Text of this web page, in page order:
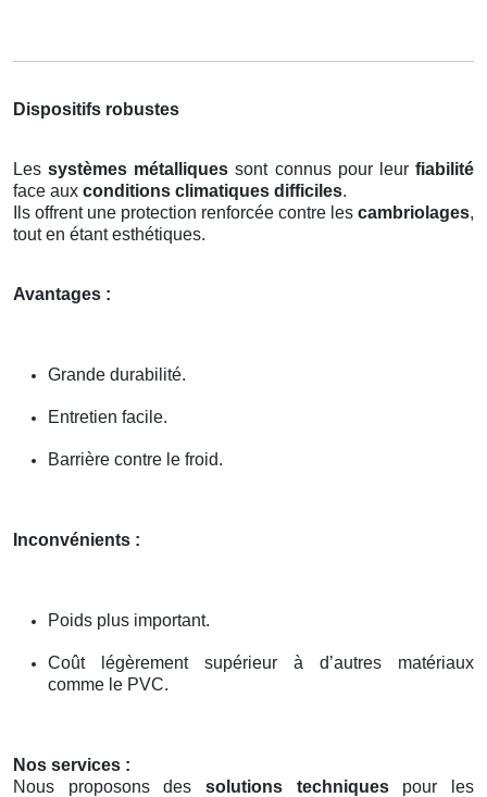
Dispositifs robustes
Lessystèmes métalliques sont connus pour leurfiabilité
face aux conditions climatiques difficiles.
Ils offrent une protection renforcée contre les cambriolages,
tout en étant esthétiques.
Avantages :
Grande durabilité.
Entretien facile.
Barrière contre le froid.
Inconvénients :
Poids plus important.
Coût légèrement supérieur à d’autres matériaux
comme le PVC.
Nos services :
Nous proposons des solutions techniquespour les